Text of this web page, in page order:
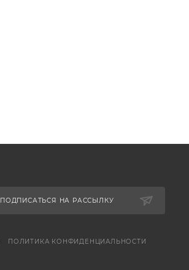
ПОДПИСАТЬСЯ НА РАССЫЛКУ
ПОЛИТИКА КОНФИДЕНЦИАЛЬНОСТИ